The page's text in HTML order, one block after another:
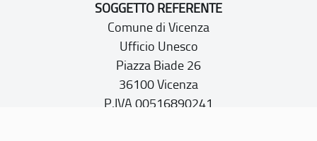
SOGGETTO REFERENTE
Comune di Vicenza
Ufficio Unesco
Piazza Biade 26
36100 Vicenza
P.IVA 00516890241